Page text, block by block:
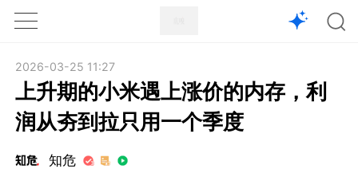
1X
2026-03-25 11:27
上升期的小米遇上涨价的内存，利
润从夯到拉只用一个季度
知危